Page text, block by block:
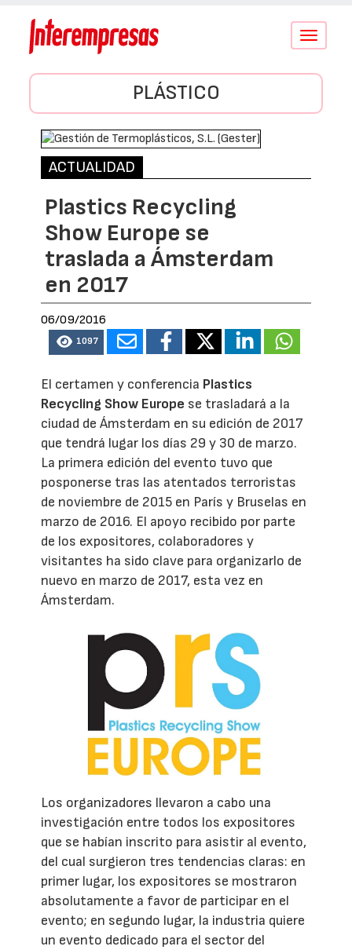
Conmutar
PLÁSTICO
ACTUALIDAD
Plastics Recycling
Show Europe se
traslada a Ámsterdam
en 2017
06/09/2016
1097
El certamen y conferencia Plastics
Recycling Show Europe se trasladará a la
ciudad de Ámsterdam en su edición de 2017
que tendrá lugar los días 29 y 30 de marzo.
La primera edición del evento tuvo que
posponerse tras las atentados terroristas
de noviembre de 2015 en París y Bruselas en
marzo de 2016. El apoyo recibido por parte
de los expositores, colaboradores y
visitantes ha sido clave para organizarlo de
nuevo en marzo de 2017, esta vez en
Ámsterdam.
Los organizadores llevaron a cabo una
investigación entre todos los expositores
que se habían inscrito para asistir al evento,
del cual surgieron tres tendencias claras: en
primer lugar, los expositores se mostraron
absolutamente a favor de participar en el
evento; en segundo lugar, la industria quiere
un evento dedicado para el sector del